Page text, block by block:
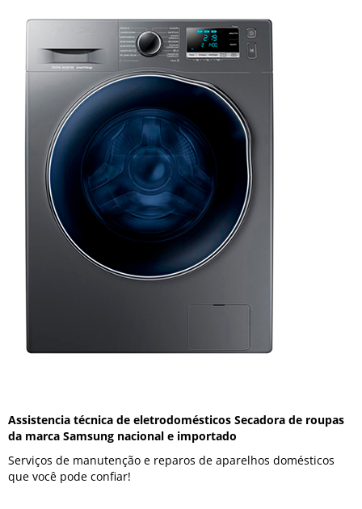
Assistencia técnica de eletrodomésticos Secadora de roupas
da marca Samsung nacional e importado
Serviços de manutenção e reparos de aparelhos domésticos
que você pode confiar!